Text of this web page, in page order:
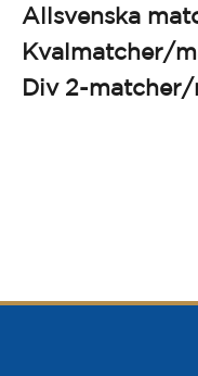
Allsvenska
Kvalmatcher/
Div 2-matcher/